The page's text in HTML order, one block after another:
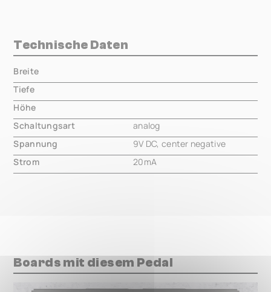
Technische Daten
Breite
Tiefe
Höhe
Schaltungsart
analog
Spannung
9V DC, center negative
Strom
20mA
Boards mit diesem Pedal